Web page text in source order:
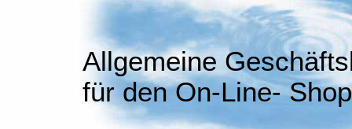
Allgemeine
für den On-Line-